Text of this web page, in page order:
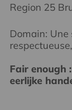
Region 25
Domain:
Fair enough
eerlijke